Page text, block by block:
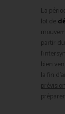
La
lot de
partir
bien
la fin